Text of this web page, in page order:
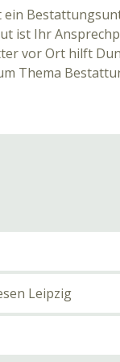
ist Ihr
vor Ort hilft
Thema
Leipzig